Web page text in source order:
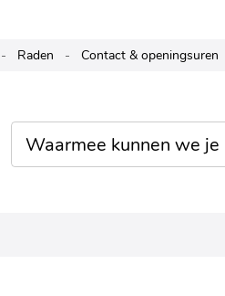
Raden Contact & openingsuren
Waarmee
kunnen